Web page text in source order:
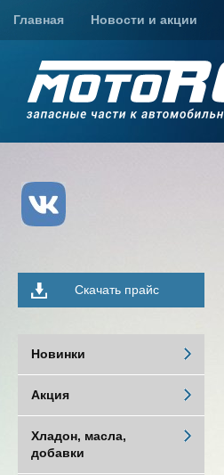
Главная Новости и акции
Скачать прайс
Новинки
Акция
Хладон, масла,
добавки